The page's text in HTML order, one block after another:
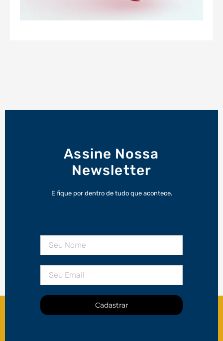
Assine Nossa
Newsletter
E fique por dentro de tudo que acontece.
Cadastrar